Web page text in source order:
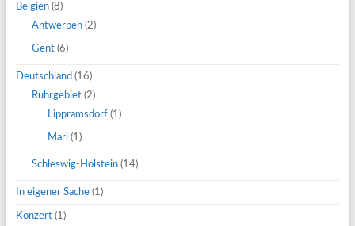
Belgien(8)
Antwerpen(2)
Gent(6)
Deutschland (16)
Ruhrgebiet(2)
Lippramsdorf(1)
Marl (1)
Schleswig-Holstein(14)
In eigener Sache(1)
Konzert(1)